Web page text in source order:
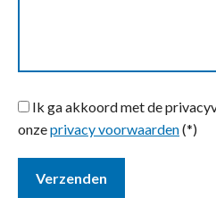
Ik ga akkoord met de
onzeprivacy voorwaarden(*)